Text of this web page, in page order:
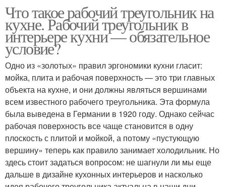
Что такое рабочий треугольник на
кухне. Рабочий треугольник в
интерьере кухни — обязательное
условие?
Одно из «золотых» правил эргономики кухни гласит:
мойка, плита и рабочая поверхность — это три главных
объекта на кухне, и они должны являться вершинами
всем известного рабочего треугольника. Эта формула
была выведена в Германии в 1920 году. Однако сейчас
рабочая поверхность все чаще становится в одну
плоскость с плитой и мойкой, а потому «пустующую
вершину» теперь как правило занимает холодильник. Но
здесь стоит задаться вопросом: не шагнули ли мы еще
дальше в дизайне кухонных интерьеров и насколько